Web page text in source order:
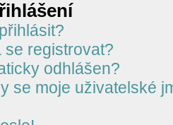
registrovat?
odhlášen?
se moje uživatelské